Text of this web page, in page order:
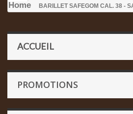
Home BARILLET SAFEGOM CAL. 38 -
ACCUEIL
PROMOTIONS